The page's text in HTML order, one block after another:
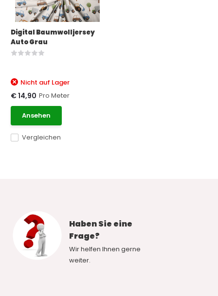
Digital Baumwolljersey
Auto Grau
Vergleichen
Nicht auf Lager
€ 14,90 Pro Meter
Ansehen
Haben Sie eine
Frage?
Wir helfen Ihnen gerne
weiter.